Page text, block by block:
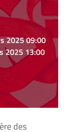
2025 09:00
2025 13:00
des